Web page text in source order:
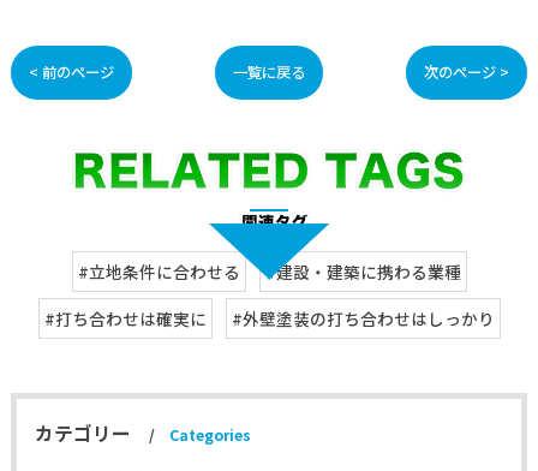
< 前のページ 一覧に戻る 次のページ >
#立地条件に合わせる
#建設・建築に携わる業種
#打ち合わせは確実に
#外壁塗装の打ち合わせはしっかり
カテゴリー Categories